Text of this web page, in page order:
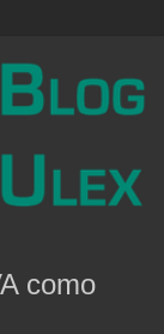
como